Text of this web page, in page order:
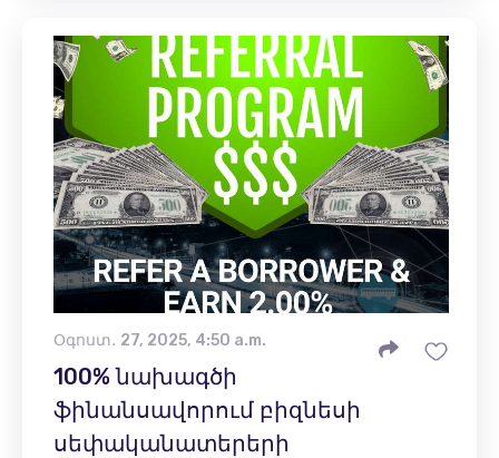
Օգոստ․ 27, 2025, 4:50 a.m.
100% նախագծի
ֆինանսավորում բիզնեսի
սեփականատերերի